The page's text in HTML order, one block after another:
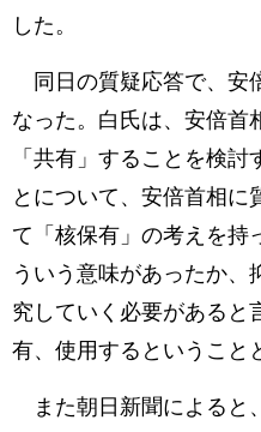
した。
同日の質疑応答で、安
なった。白氏は、安倍首
「共有」することを検
とについて、安倍首相に
て「核保有」の考えを持
ういう意味があったか、
究していく必要があると
有、使用するということ
また朝日新聞によると